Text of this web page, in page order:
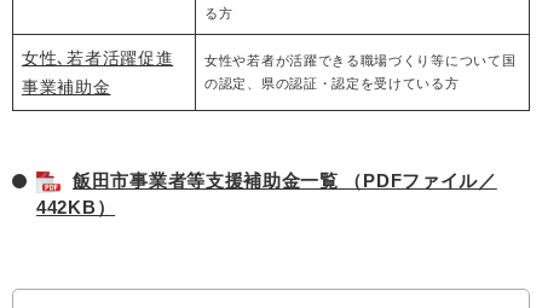
る方
女性､若者活躍促進
事業補助金
女性や若者が活躍できる職場づくり等について国
の認定、県の認証・認定を受けている方
飯田市事業者等支援補助金一覧 （PDFファイル／
442KB）